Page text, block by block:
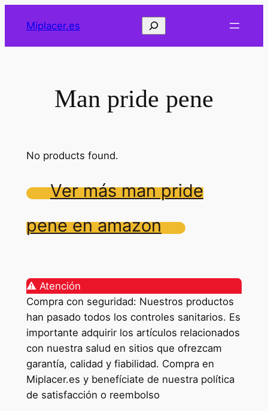
Miplacer.es Buscar
Man pride pene
No products found.
Ver más man pride
pene en amazon
⚠️ Atención
Compra con seguridad: Nuestros productos
han pasado todos los controles sanitarios. Es
importante adquirir los artículos relacionados
con nuestra salud en sitios que ofrezcam
garantía, calidad y fiabilidad. Compra en
Miplacer.es y benefíciate de nuestra política
de satisfacción o reembolso